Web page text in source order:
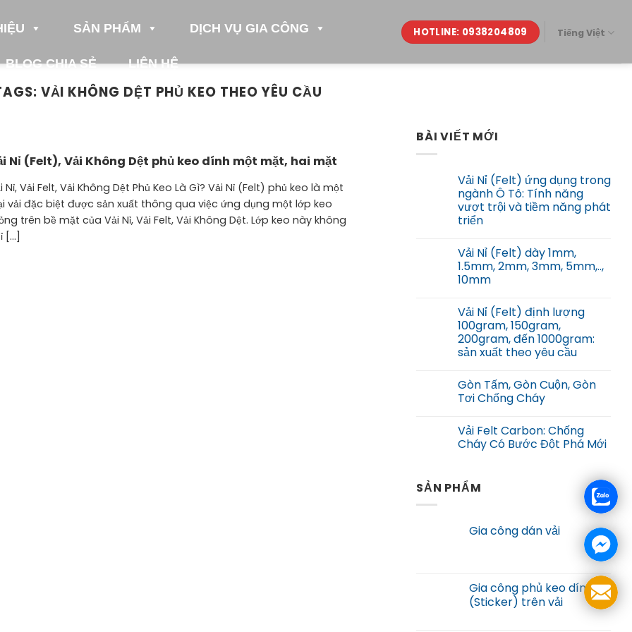
SẢN PHẨM DỊCH VỤ GIA CÔNG
BLOG CHIA SẺ LIÊN HỆ
HOTLINE: 0938204809 Tiếng Việt
VẢI KHÔNG DỆT PHỦ KEO THEO YÊU CẦU
Nỉ (Felt), Vải Không Dệt phủ keo dính một mặt, hai mặt
Nỉ, Vải Felt, Vải Không Dệt Phủ Keo Là Gì? Vải Nỉ (Felt) phủ keo là một
vải đặc biệt được sản xuất thông qua việc ứng dụng một lớp keo
trên bề mặt của Vải Nỉ, Vải Felt, Vải Không Dệt. Lớp keo này không
[...]
BÀI VIẾT MỚI
Vải Nỉ (Felt) ứng dụng trong
ngành Ô Tô: Tính năng
vượt trội và tiềm năng phát
triển
Vải Nỉ (Felt) dày 1mm,
1.5mm, 2mm, 3mm, 5mm,..,
10mm
Vải Nỉ (Felt) định lượng
100gram, 150gram,
200gram, đến 1000gram:
sản xuất theo yêu cầu
Gòn Tấm, Gòn Cuộn, Gòn
Tơi Chống Cháy
Vải Felt Carbon: Chống
Cháy Có Bước Đột Phá Mới
SẢN PHẨM
Gia công dán vải
Gia công phủ keo dính
(Sticker) trên vải